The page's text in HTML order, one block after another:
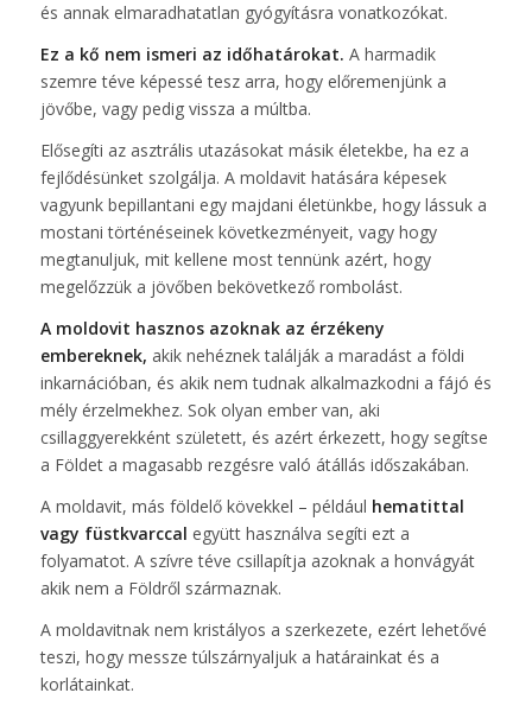
és annak elmaradhatatlan gyógyításra vonatkozókat.
Ez a kő nem ismeri az időhatárokat. A harmadik
szemre téve képessé tesz arra, hogy előremenjünk a
jövőbe, vagy pedig vissza a múltba.
Elősegíti az asztrális utazásokat másik életekbe, ha ez a
fejlődésünket szolgálja. A moldavit hatására képesek
vagyunk bepillantani egy majdani életünkbe, hogy lássuk a
mostani történéseinek következményeit, vagy hogy
megtanuljuk, mit kellene most tennünk azért, hogy
megelőzzük a jövőben bekövetkező rombolást.
A moldovit hasznos azoknak az érzékeny
embereknek, akik nehéznek találják a maradást a földi
inkarnációban, és akik nem tudnak alkalmazkodni a fájó és
mély érzelmekhez. Sok olyan ember van, aki
csillaggyerekként született, és azért érkezett, hogy segítse
a Földet a magasabb rezgésre való átállás időszakában.
A moldavit, más földelő kövekkel – például hematittal
vagy füstkvarccal együtt használva segíti ezt a
folyamatot. A szívre téve csillapítja azoknak a honvágyát
akik nem a Földről származnak.
A moldavitnak nem kristályos a szerkezete, ezért lehetővé
teszi, hogy messze túlszárnyaljuk a határainkat és a
korlátainkat.